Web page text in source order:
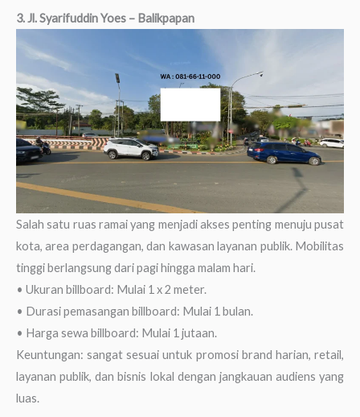
3. Jl. Syarifuddin Yoes – Balikpapan
Salah satu ruas ramai yang menjadi akses penting menuju pusat
kota, area perdagangan, dan kawasan layanan publik. Mobilitas
tinggi berlangsung dari pagi hingga malam hari.
• Ukuran billboard: Mulai 1 x 2 meter.
• Durasi pemasangan billboard: Mulai 1 bulan.
• Harga sewa billboard: Mulai 1 jutaan.
Keuntungan: sangat sesuai untuk promosi brand harian, retail,
layanan publik, dan bisnis lokal dengan jangkauan audiens yang
luas.